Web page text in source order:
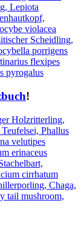
Lepiota
violacea
Scheidling,
porrigens
flexipes
pyrogalus
!
Holzritterling,
Phallus
velutipes
erinaceus
cirrhatum
Chaga,
tail mushroom,